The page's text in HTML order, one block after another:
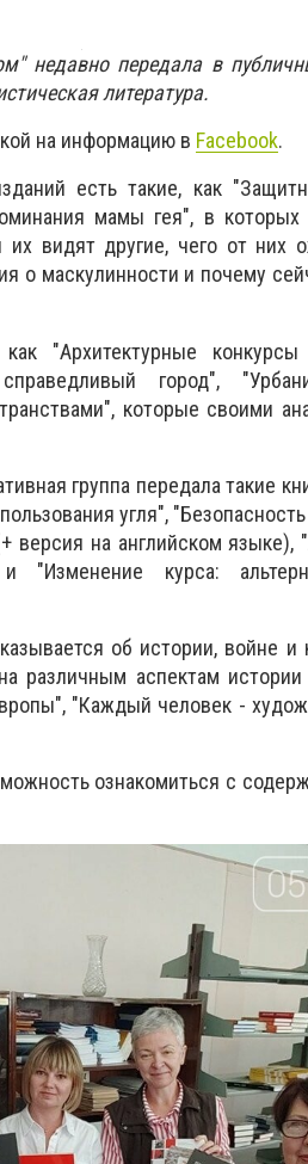
недавно передала в
литература.
на информацию в Facebook.
есть такие, как
мамы гея", в которых
видят другие, чего от них
о маскулинности и почему
"Архитектурные
справедливый город",
которые своими
группа передала такие
угля",
версия на английском
"Изменение курса:
об истории, войне и
различным аспектам
"Каждый человек -
ознакомиться с